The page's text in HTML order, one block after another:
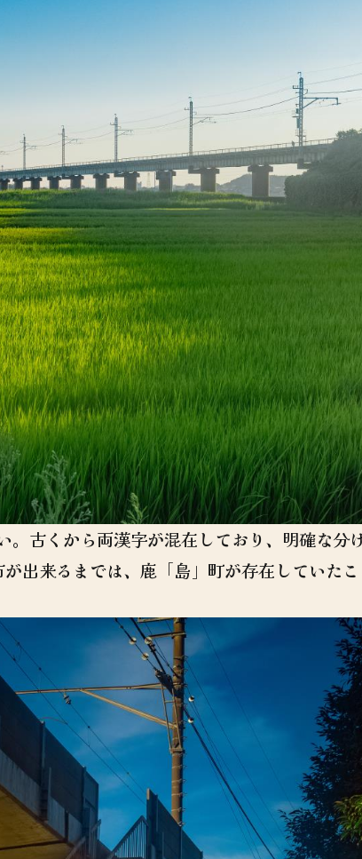
古くから両漢字が混在しており、明確な分
出来るまでは、鹿「島」町が存在していたこ